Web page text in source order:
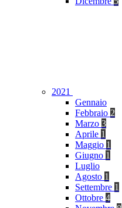
2021
Gennaio
Febbraio 2
Marzo 3
Aprile 1
Maggio 1
Giugno 1
Luglio
Agosto 1
Settembre 1
Ottobre 4